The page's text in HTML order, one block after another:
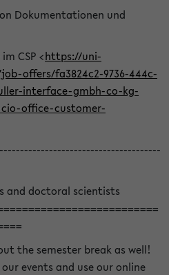
Dokumentationen und
CSP <https://uni-
offers/fa3824c2-9736-444c-
interface-gmbh-co-kg-
office-customer-
and doctoral scientists
the semester break as well!
events and use our online